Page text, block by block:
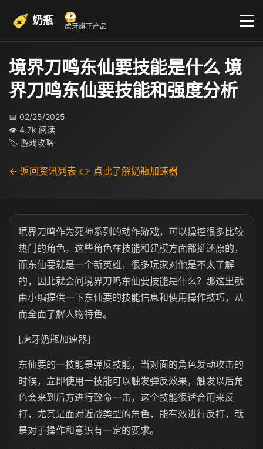
奶瓶 虎牙旗下产品
境界刀鸣东仙要技能是什么 境
界刀鸣东仙要技能和强度分析
📅 02/25/2025
👁 4.7k 阅读
🏷 游戏攻略
← 返回资讯列表 👉 点此了解奶瓶加速器
境界刀鸣作为死神系列的动作游戏，可以操控很多比较
热门的角色，这些角色在技能和建模方面都挺还原的，
而东仙要就是一个新英雄，很多玩家对他是不太了解
的，因此就会问境界刀鸣东仙要技能是什么？那这里就
由小编提供一下东仙要的技能信息和使用操作技巧，从
而全面了解人物特色。
[虎牙奶瓶加速器]
东仙要的一技能是弹反技能，当对面的角色发动攻击的
时候，立即使用一技能可以触发弹反效果，触发以后角
色会来到后方进行致命一击，这个技能很适合用来反
打，尤其是面对近战类型的角色，能有效进行反打，就
是对于操作和意识有一定的要求。